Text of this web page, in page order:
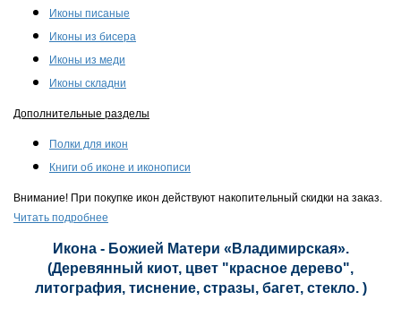
Иконы писаные
Иконы из бисера
Иконы из меди
Иконы складни
Дополнительные разделы
Полки для икон
Книги об иконе и иконописи
Внимание! При покупке икон действуют накопительный скидки на заказ.
Читать подробнее
Икона - Божией Матери «Владимирская».
(Деревянный киот, цвет "красное дерево",
литография, тиснение, стразы, багет, стекло. )